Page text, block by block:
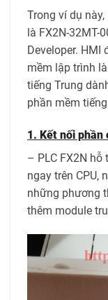
Trong ví dụ này,
là FX2N-32MT-
Developer. HMI
mềm lập trình
tiếng Trung
phần mềm
1. Kết nối phần
– PLC FX2N hỗ
ngay trên CPU,
những phương
thêm module